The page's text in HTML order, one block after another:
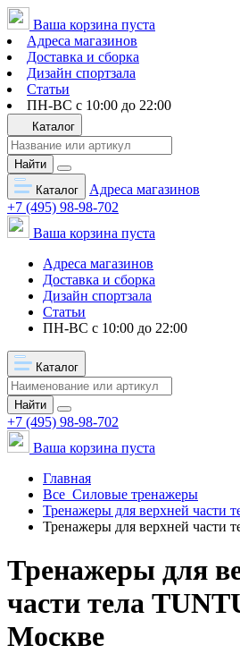
Ваша корзина пуста
Адреса магазинов
Доставка и сборка
Дизайн спортзала
Статьи
ПН-ВС с 10:00 до 22:00
Каталог
Найти
Каталог
Адреса магазинов
+7 (495) 98-98-702
Ваша корзина пуста
Адреса магазинов
Доставка и сборка
Дизайн спортзала
Статьи
ПН-ВС с 10:00 до 22:00
Каталог
Найти
+7 (495) 98-98-702
Ваша корзина пуста
Главная
Все Силовые тренажеры
Тренажеры для верхней части
Тренажеры для верхней части
Тренажеры для
части тела
Москве